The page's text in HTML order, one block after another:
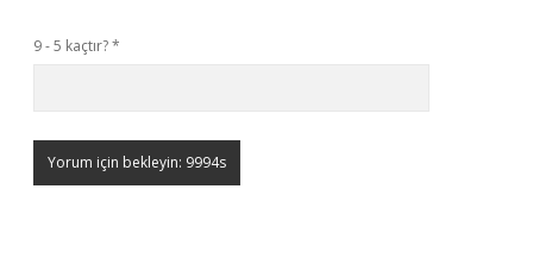
9 - 5 kaçtır?*